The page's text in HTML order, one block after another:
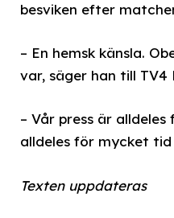
besviken efter
– En hemsk känsla.
var, säger han till TV4
– Vår press är
alldeles för mycket tid
Texten uppdateras